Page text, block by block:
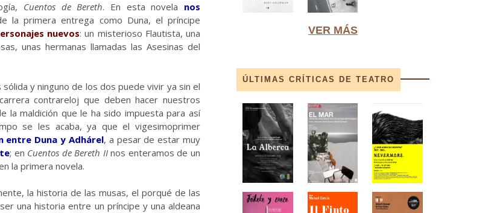
Cuentos de Bereth. En esta novela nos
la primera entrega como Duna, el príncipe
nuevos: un misterioso Flautista, una
unas hermanas llamadas las Asesinas del
y ninguno de los dos puede vivir ya sin el
contrareloj que deben hacer nuestros
la maldición que le ha sido impuesta para así
se les acaba, ya que el vigesimoprimer
entre Duna y Adhárel, a pesar de estar muy
; en Cuentos de Bereth IInos enteramos de un
la primera novela.
la historia de las musas, el porqué de las
una historia entre un príncipe y una aldeana
VER MÁS
ÚLTIMAS CRÍTICAS DE TEATRO